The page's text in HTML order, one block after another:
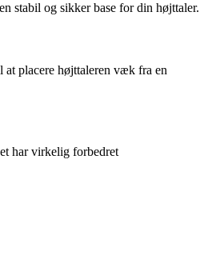
stabil og sikker base for din højttaler.
at placere højttaleren væk fra en
har virkelig forbedret